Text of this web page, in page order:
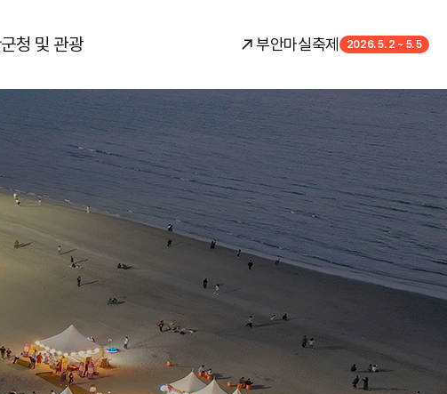
홍보영상 오시는 길
램 먹거리존
청 및 관광 부안마실축제 2026. 5. 2 ~ 5. 5